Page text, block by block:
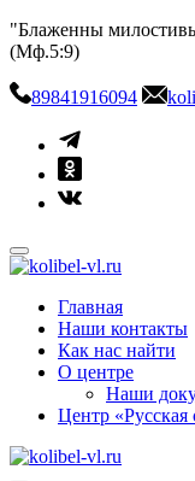
Skip
to
"Блаженны
(Мф.5:9)
89841916094
kolibel-vl.ru
Центр защиты семьи,
Главная
Наши контакты
Как нас найти
О центре
Наши
Центр «Русская